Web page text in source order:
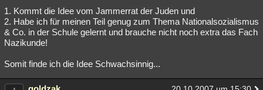
Spiritualität Verschwörungen Technologie
Natur Umfragen Unterhaltung
Philosophie Träume Orte Esoterik
1. Kommt die Idee vom Jammerrat der Juden und
2. Habe ich für meinen Teil genug zum Thema Nationalsozialismus
& Co. in der Schule gelernt und brauche nicht noch extra das Fach
Nazikunde!
Somit finde ich die Idee Schwachsinnig...